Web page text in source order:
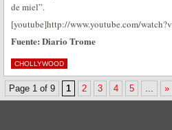
de miel”.
[youtube]http://www.youtube.com/
Fuente: Diario Trome
CHOLLYWOOD
Page 1 of 9 1 2 3 4 5 ... »